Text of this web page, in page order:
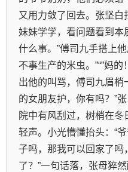
又用力敛了回去。张坚白
妹妹学学，看问题看到本
什么事。”傅司九手搭上
不事生产的米虫。”“”妈
出他的叫骂，傅司九眉梢
的女朋友护，你有吗？”张
院中有风刮过，树梢在
轻声。小光懵懂抬头：“
子吗，那我可以回家了吗
了？”一句话落，张母猝